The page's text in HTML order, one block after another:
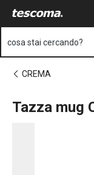
cosa stai cercando?
CREMA
Tazza mug